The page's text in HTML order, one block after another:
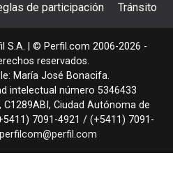
de participación Tránsito
S.A. | © Perfil.com 2006-2026 -
reservados.
María José Bonacifa.
intelectual número 5346433
, C1289ABI , Ciudad Autónoma de
7091-4921 / (+5411) 7091-
perfilcom@perfil.com